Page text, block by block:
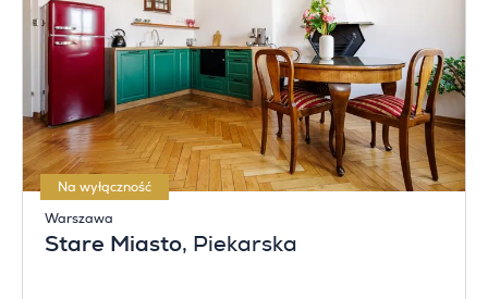
Na wyłączność
Warszawa
Stare Miasto, Piekarska